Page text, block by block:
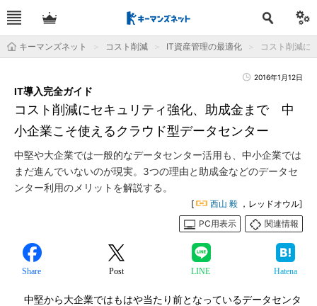
キーマンズネット コスト削減 IT資産管理の最適化 コスト削減に
2016年1月12日
コスト削減にセキュリティ強化、助成金まで 中
小企業こそ使えるクラウド型データセンター
IT導入完全ガイド
中堅や大企業では一般的なデータセンター活用も、中小企業では
まだ進んでいないのが現実。3つの理由と助成金などのデータセ
ンター利用のメリットを解説する。
[ 西山 毅 ，レッドオウル]
PC用表示
関連情報
Share Post LINE Hatena
中堅から大企業ではもはや当たり前となっているデータセンタ